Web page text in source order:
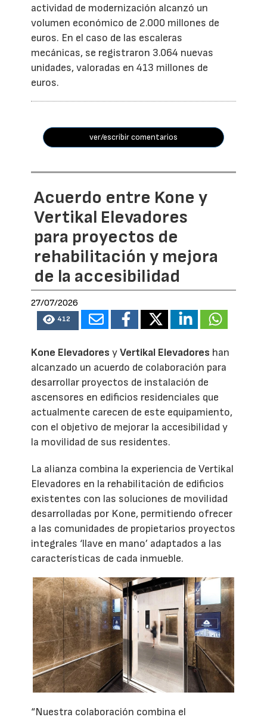
actividad de modernización alcanzó un
volumen económico de 2.000 millones de
euros. En el caso de las escaleras
mecánicas, se registraron 3.064 nuevas
unidades, valoradas en 413 millones de
euros.
ver/escribir comentarios
Acuerdo entre Kone y
Vertikal Elevadores
para proyectos de
rehabilitación y mejora
de la accesibilidad
27/07/2026
412
Kone Elevadores yVertikal Elevadores han
alcanzado un acuerdo de colaboración para
desarrollar proyectos de instalación de
ascensores en edificios residenciales que
actualmente carecen de este equipamiento,
con el objetivo de mejorar la accesibilidad y
la movilidad de sus residentes.
La alianza combina la experiencia de Vertikal
Elevadores en la rehabilitación de edificios
existentes con las soluciones de movilidad
desarrolladas por Kone, permitiendo ofrecer
a las comunidades de propietarios proyectos
integrales ‘llave en mano’ adaptados a las
características de cada inmueble.
“Nuestra colaboración combina el